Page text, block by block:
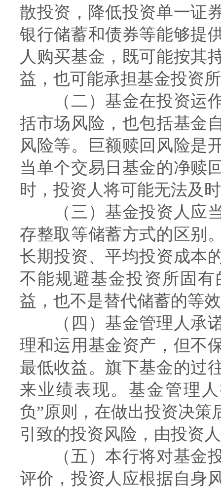
散投资，降低投资单一证
银行储蓄和债券等能够提
人购买基金，既可能按其
益，也可能承担基金投资
（二）基金在投资运作
括市场风险，也包括基金
风险等。巨额赎回风险是
当单个交易日基金的净赎
时，投资人将可能无法及
（三）基金投资人应当
存整取等储蓄方式的区别
长期投资、平均投资成本
不能规避基金投资所固
益，也不是替代储蓄的等
（四）基金管理人承诺
理和运用基金资产，但不
最低收益。旗下基金的过
来业绩表现。基金管理
负”原则，在做出投资决
引致的投资风险，由投资
（五）本行将对基金投
评价，投资人应根据自身